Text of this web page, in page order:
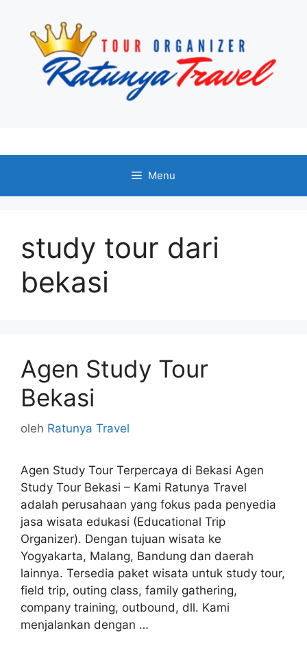
Menu
study tour dari
bekasi
Agen Study Tour
Bekasi
oleh Ratunya Travel
Agen Study Tour Terpercaya di Bekasi Agen
Study Tour Bekasi – Kami Ratunya Travel
adalah perusahaan yang fokus pada penyedia
jasa wisata edukasi (Educational Trip
Organizer). Dengan tujuan wisata ke
Yogyakarta, Malang, Bandung dan daerah
lainnya. Tersedia paket wisata untuk study tour,
field trip, outing class, family gathering,
company training, outbound, dll. Kami
menjalankan dengan …